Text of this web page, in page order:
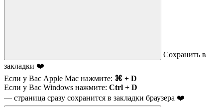
Сохранить в
закладки ❤️
Если у Вас Apple Mac нажмите: ⌘ + D
Если у Вас Windows нажмите: Ctrl + D
— страница сразу сохранится в закладки браузера ❤️